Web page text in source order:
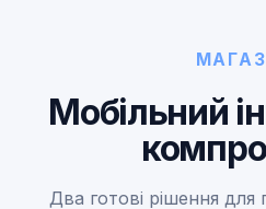
Мобільний
Два готові рішення для